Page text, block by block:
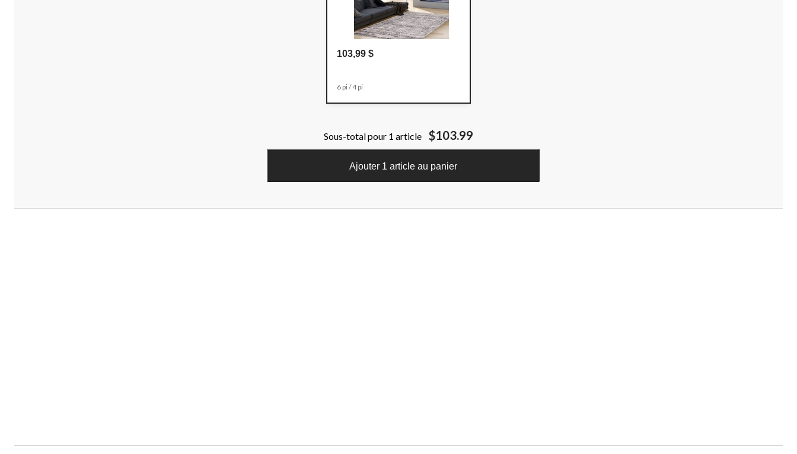
103,99 $
6 pi / 4 pi
Sous-total pour 1 article $103.99
Ajouter 1 article au panier